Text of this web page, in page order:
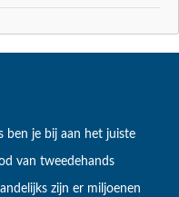
ben je bij aan het juiste
van tweedehands
zijn er miljoenen